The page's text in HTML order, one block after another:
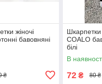
жіночі
бавовняні
₴
Шкарпетки
COALO
білі
В
72 ₴ 80 ₴